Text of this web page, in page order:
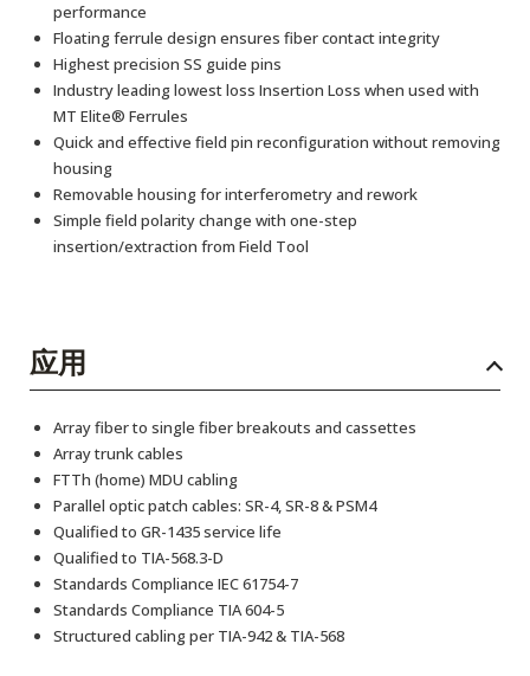
performance
Floating ferrule design ensures fiber contact integrity
Highest precision SS guide pins
Industry leading lowest loss Insertion Loss when used with
MT Elite® Ferrules
Quick and effective field pin reconfiguration without removing
housing
Removable housing for interferometry and rework
Simple field polarity change with one-step
insertion/extraction from Field Tool
应用
Array fiber to single fiber breakouts and cassettes
Array trunk cables
FTTh (home) MDU cabling
Parallel optic patch cables: SR-4, SR-8 & PSM4
Qualified to GR-1435 service life
Qualified to TIA-568.3-D
Standards Compliance IEC 61754-7
Standards Compliance TIA 604-5
Structured cabling per TIA-942 & TIA-568